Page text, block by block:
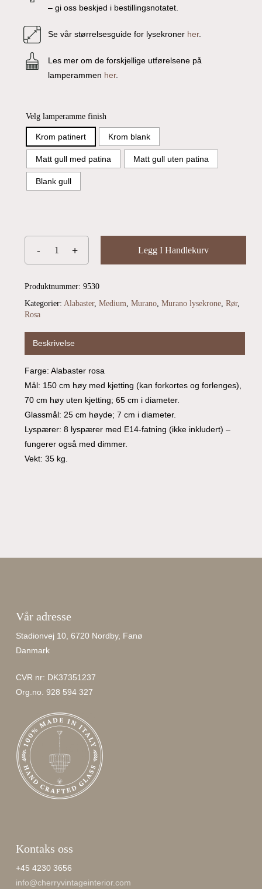
Du har ingen produkter i handlekurven.
Go To Shop
– gi oss beskjed i bestillingsnotatet.
Se vår størrelsesguide for lysekronerher.
Les mer om de forskjellige utførelsene på
lamperammen her.
Velg lamperamme finish
Krom patinert Krom blank
Matt gull med patina Matt gull uten patina
Blank gull
Legg I Handlekurv
Produktnummer: 9530
Kategorier: Alabaster, Medium, Murano, Murano lysekrone, Rør,
Rosa
Beskrivelse
Farge: Alabaster rosa
Mål: 150 cm høy med kjetting (kan forkortes og forlenges),
70 cm høy uten kjetting; 65 cm i diameter.
Glassmål: 25 cm høyde; 7 cm i diameter.
Lyspærer: 8 lyspærer med E14-fatning (ikke inkludert) –
fungerer også med dimmer.
Vekt: 35 kg.
Vår adresse
Stadionvej 10, 6720 Nordby, Fanø
Danmark
CVR nr: DK37351237
Org.no. 928 594 327
Kontaks oss
+45 4230 3656
info@cherryvintageinterior.com